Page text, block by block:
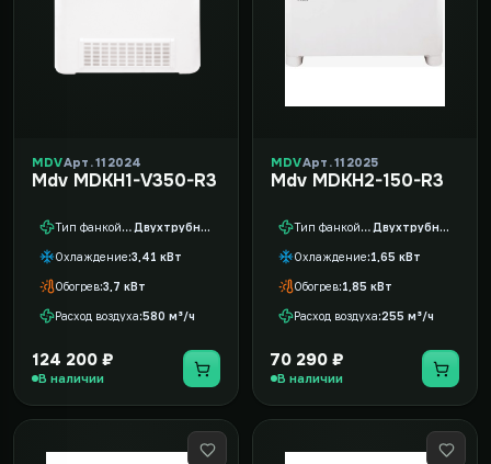
MDVАрт. 112024
Mdv MDKH1-V350-R3
Тип фанкойла Двухтрубный
Охлаждение 3,41 кВт
Обогрев 3,7 кВт
Расход воздуха 580 м³/ч
124 200 ₽
В наличии
MDVАрт. 112025
Mdv MDKH2-150-R3
Тип фанкойла Двухтрубный
Охлаждение 1,65 кВт
Обогрев 1,85 кВт
Расход воздуха 255 м³/ч
70 290 ₽
В наличии